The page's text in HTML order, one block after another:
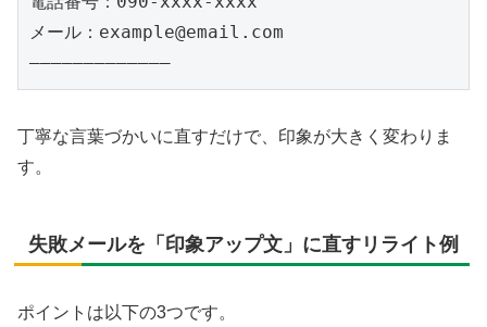
メール：example@email.com
丁寧な言葉づかいに直すだけで、印象が大きく変わりま
す。
失敗メールを「印象アップ文」に直すリライト例
ポイントは以下の3つです。